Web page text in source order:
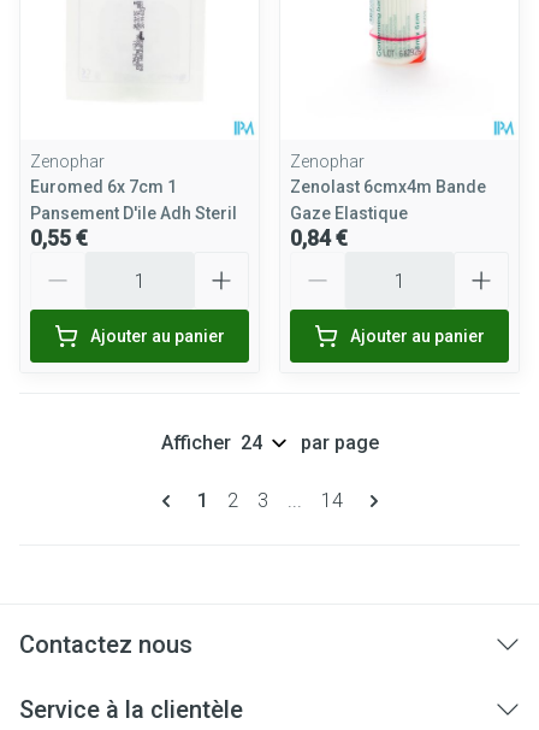
Zenophar
Euromed 6x 7cm 1
Pansement D'ile Adh Steril
0,55 €
Ajouter au panier
Zenophar
Zenolast 6cmx4m Bande
Gaze Elastique
0,84 €
Ajouter au panier
Pages
Vous lisez actuellement la page
1 Page
2 Page
3 ... Page
14
Afficher par page
Contactez nous
Service à la clientèle